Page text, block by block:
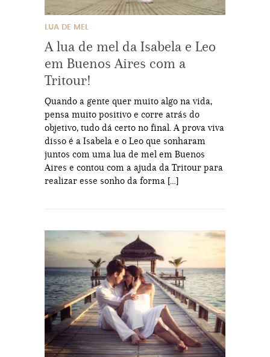
LUA DE MEL
A lua de mel da Isabela e Leo
em Buenos Aires com a
Tritour!
Quando a gente quer muito algo na vida,
pensa muito positivo e corre atrás do
objetivo, tudo dá certo no final. A prova viva
disso é a Isabela e o Leo que sonharam
juntos com uma lua de mel em Buenos
Aires e contou com a ajuda da Tritour para
realizar esse sonho da forma […]